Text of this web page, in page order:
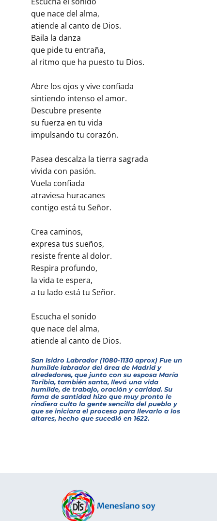
que nace del alma,
atiende al canto de Dios.
Baila la danza
que pide tu entraña,
al ritmo que ha puesto tu Dios.
Abre los ojos y vive confiada
sintiendo intenso el amor.
Descubre presente
su fuerza en tu vida
impulsando tu corazón.
Pasea descalza la tierra sagrada
vivida con pasión.
Vuela confiada
atraviesa huracanes
contigo está tu Señor.
Crea caminos,
expresa tus sueños,
resiste frente al dolor.
Respira profundo,
la vida te espera,
a tu lado está tu Señor.
Escucha el sonido
que nace del alma,
atiende al canto de Dios.
San Isidro Labrador (1080-1130 aprox) Fue un
humilde labrador del área de Madrid y
alrededores, que junto con su esposa María
Toribia, también santa, llevó una vida
humilde, de trabajo, oración y caridad. Su
fama de santidad hizo que muy pronto le
rindiera culto la gente sencilla del pueblo y
que se iniciara el proceso para llevarlo a los
altares, hecho que sucedió en 1622.